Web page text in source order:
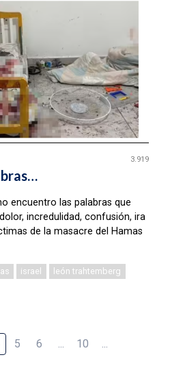
3.919
encuentro las palabras que
incredulidad, confusión, ira
de la masacre del Hamas
israel león trahtemberg
5 6 10